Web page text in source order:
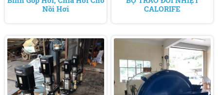
Nồi Hơi
CALORIFE